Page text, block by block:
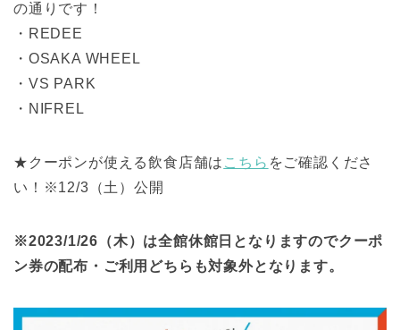
の通りです！
・REDEE
・OSAKA WHEEL
・VS PARK
・NIFREL
★クーポンが使える飲食店舗は こちら をご確認くださ
い！※12/3（土）公開
※2023/1/26（木）は全館休館日となりますのでクーポ
ン券の配布・ご利用どちらも対象外となります。